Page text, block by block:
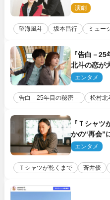
原動力を語る
演劇
望海風斗 坂本昌行 ミュー
『告白－25
北斗の恋が
エンタメ
告白－25年目の秘密－ 松村北
『Ｔシャツ
かの“再会”
した!!」「
エンタメ
Ｔシャツが乾くまで 蒼井優